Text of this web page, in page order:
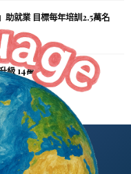
助就業 目標每年培訓2.5萬名
級 14萬家企業將受惠